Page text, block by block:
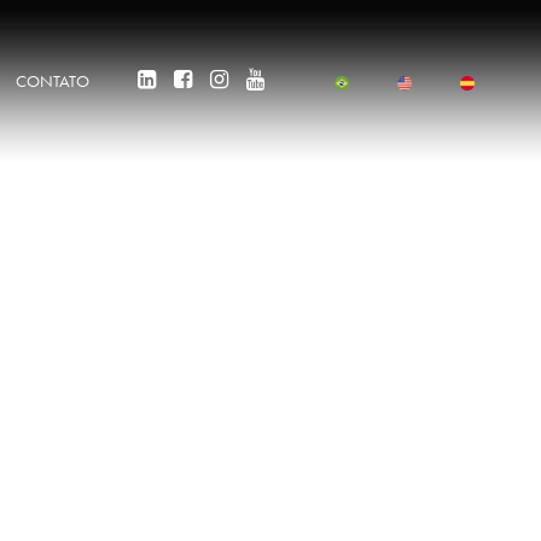
CONTATO